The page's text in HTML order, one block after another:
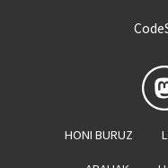
HONI BURUZ